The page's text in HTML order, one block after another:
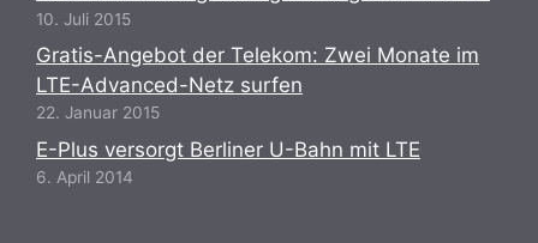
10. Juli 2015
Gratis-Angebot der Telekom: Zwei Monate im
LTE-Advanced-Netz surfen
22. Januar 2015
E-Plus versorgt Berliner U-Bahn mit LTE
6. April 2014